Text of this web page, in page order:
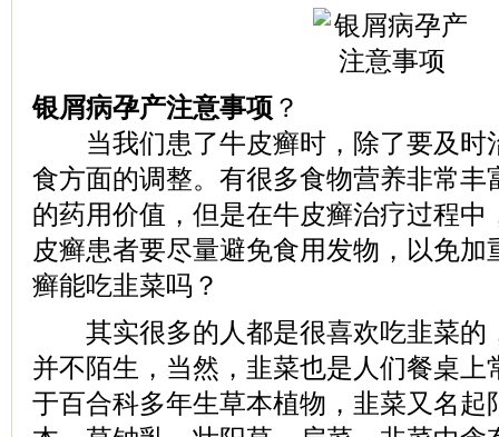
银屑病孕产注意事项 ？
当我们患了牛皮癣时，除了要及时
食方面的调整。有很多食物营养非常丰
的药用价值，但是在牛皮癣治疗过程中
皮癣患者要尽量避免食用发物，以免加
癣能吃韭菜吗？
其实很多的人都是很喜欢吃韭菜的
并不陌生，当然，韭菜也是人们餐桌上
于百合科多年生草本植物，韭菜又名起